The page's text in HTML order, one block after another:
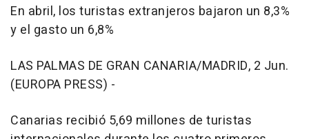
En abril, los turistas extranjeros bajaron un 8,3%
y el gasto un 6,8%
LAS PALMAS DE GRAN CANARIA/MADRID, 2 Jun.
(EUROPA PRESS) -
Canarias recibió 5,69 millones de turistas